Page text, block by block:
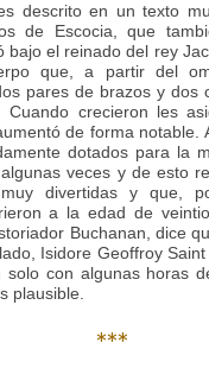
descrito en un texto
de Escocia, que
bajo el reinado del rey
que, a partir del
pares de brazos y dos
crecieron les
de forma notable.
dotados para la
veces y de esto
divertidas y que,
a la edad de
Buchanan, dice
Isidore Geoffroy
solo con algunas horas
plausible.
***